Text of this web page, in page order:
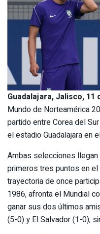
Guadalajara, Jalisco, 11
Mundo de Norteamérica
partido entre Corea del
el estadio Guadalajara en
Ambas selecciones
primeros tres puntos en el
trayectoria de once
1986, afronta el Mundial
ganar sus dos últimos
(5-0) y El Salvador (1-0),